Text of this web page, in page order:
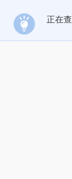
正在